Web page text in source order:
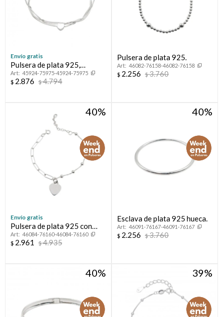
Envío gratis
Pulsera de plata 925,
multihilos.
45924-75975-45924-75975
$ 2.876 $4.794
Pulsera de plata 925.
46082-76158-46082-76158
$ 2.256 $3.760
40
Envío gratis
Pulsera de plata 925 con
circonia y corazón.
46084-76160-46084-76160
$ 2.961 $4.935
40
Esclava de plata 925 hueca.
46091-76167-46091-76167
$ 2.256 $3.760
40 39